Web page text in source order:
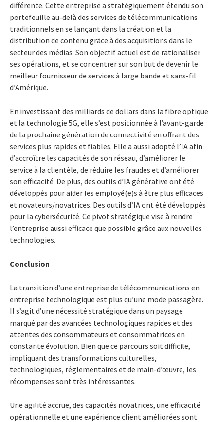
différente. Cette entreprise a stratégiquement étendu son
portefeuille au-delà des services de télécommunications
traditionnels en se lançant dans la création et la
distribution de contenu grâce à des acquisitions dans le
secteur des médias. Son objectif actuel est de rationaliser
ses opérations, et se concentrer sur son but de devenir le
meilleur fournisseur de services à large bande et sans-fil
d’Amérique.
En investissant des milliards de dollars dans la fibre optique
et la technologie 5G, elle s’est positionnée à l’avant-garde
de la prochaine génération de connectivité en offrant des
services plus rapides et fiables. Elle a aussi adopté l’IA afin
d’accroître les capacités de son réseau, d’améliorer le
service à la clientèle, de réduire les fraudes et d’améliorer
son efficacité. De plus, des outils d’IA générative ont été
développés pour aider les employé(e)s à être plus efficaces
et novateurs/novatrices. Des outils d’IA ont été développés
pour la cybersécurité. Ce pivot stratégique vise à rendre
l’entreprise aussi efficace que possible grâce aux nouvelles
technologies.
Conclusion
La transition d’une entreprise de télécommunications en
entreprise technologique est plus qu’une mode passagère.
Il s’agit d’une nécessité stratégique dans un paysage
marqué par des avancées technologiques rapides et des
attentes des consommateurs et consommatrices en
constante évolution. Bien que ce parcours soit difficile,
impliquant des transformations culturelles,
technologiques, réglementaires et de main-d’œuvre, les
récompenses sont très intéressantes.
Une agilité accrue, des capacités novatrices, une efficacité
opérationnelle et une expérience client améliorées sont